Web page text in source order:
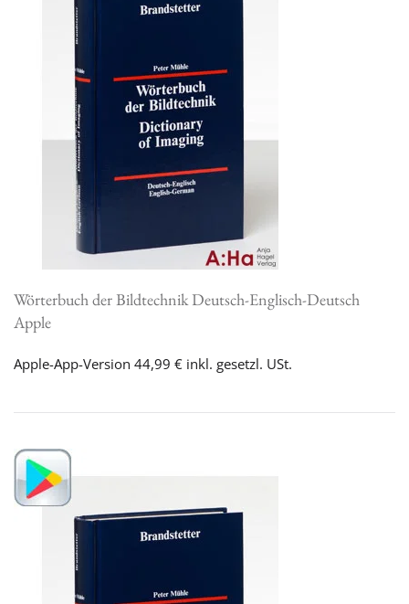
Wörterbuch der Bildtechnik Deutsch-Englisch-Deutsch
Apple
Apple-App-Version 44,99 € inkl. gesetzl. USt.